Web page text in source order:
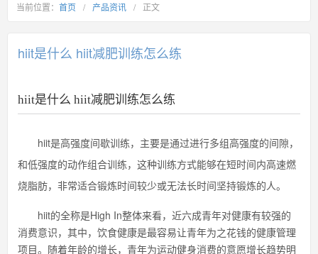
当前位置： 首页 / 产品资讯 / 正文
hiit是什么 hiit减肥训练怎么练
hiit是什么 hiit减肥训练怎么练
hiit是高强度间歇训练，主要是通过进行多组高强度的间隙，
和低强度的动作组合训练，这种训练方式能够在短时间内高速燃
烧脂肪，非常适合锻炼时间较少或无法长时间坚持锻炼的人。
hiit的全称是High In整体来看，近六成青年对健康有较强的
消费意识，其中，饮食健康是最容易让青年为之花钱的健康管理
项目。随着年龄的增长，青年为运动健身消费的意愿增长趋势明